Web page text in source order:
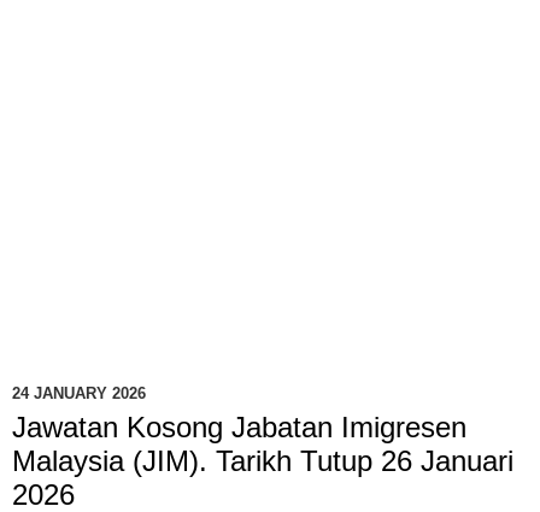
24 JANUARY 2026
Jawatan Kosong Jabatan Imigresen
Malaysia (JIM). Tarikh Tutup 26 Januari
2026